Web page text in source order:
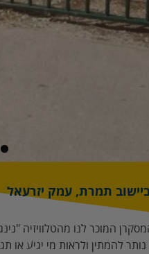
תמרת, עמק יזרעאל
המוכר לנו מהטלוויזיה
להמתין ולראות מי יגיע